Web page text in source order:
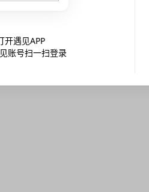
开遇见APP
账号扫一扫登录